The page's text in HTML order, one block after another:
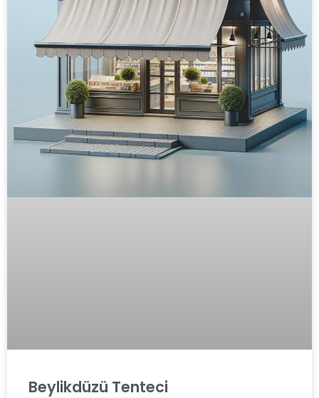
Beylikdüzü Tenteci